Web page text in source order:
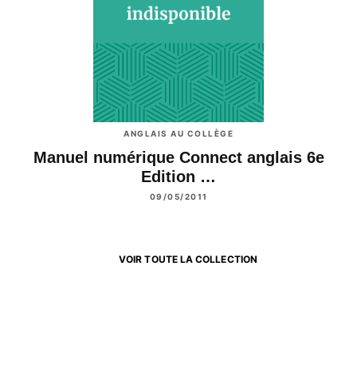
ANGLAIS AU COLLÈGE
Manuel numérique Connect anglais 6e
Edition …
09/05/2011
VOIR TOUTE LA COLLECTION